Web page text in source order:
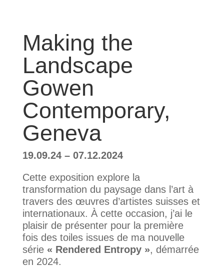
Making the
Landscape
Gowen
Contemporary,
Geneva
19.09.24 – 07.12.2024
Cette exposition explore la
transformation du paysage dans l’art à
travers des œuvres d’artistes suisses et
internationaux. À cette occasion, j’ai le
plaisir de présenter pour la première
fois des toiles issues de ma nouvelle
série « Rendered Entropy », démarrée
en 2024.